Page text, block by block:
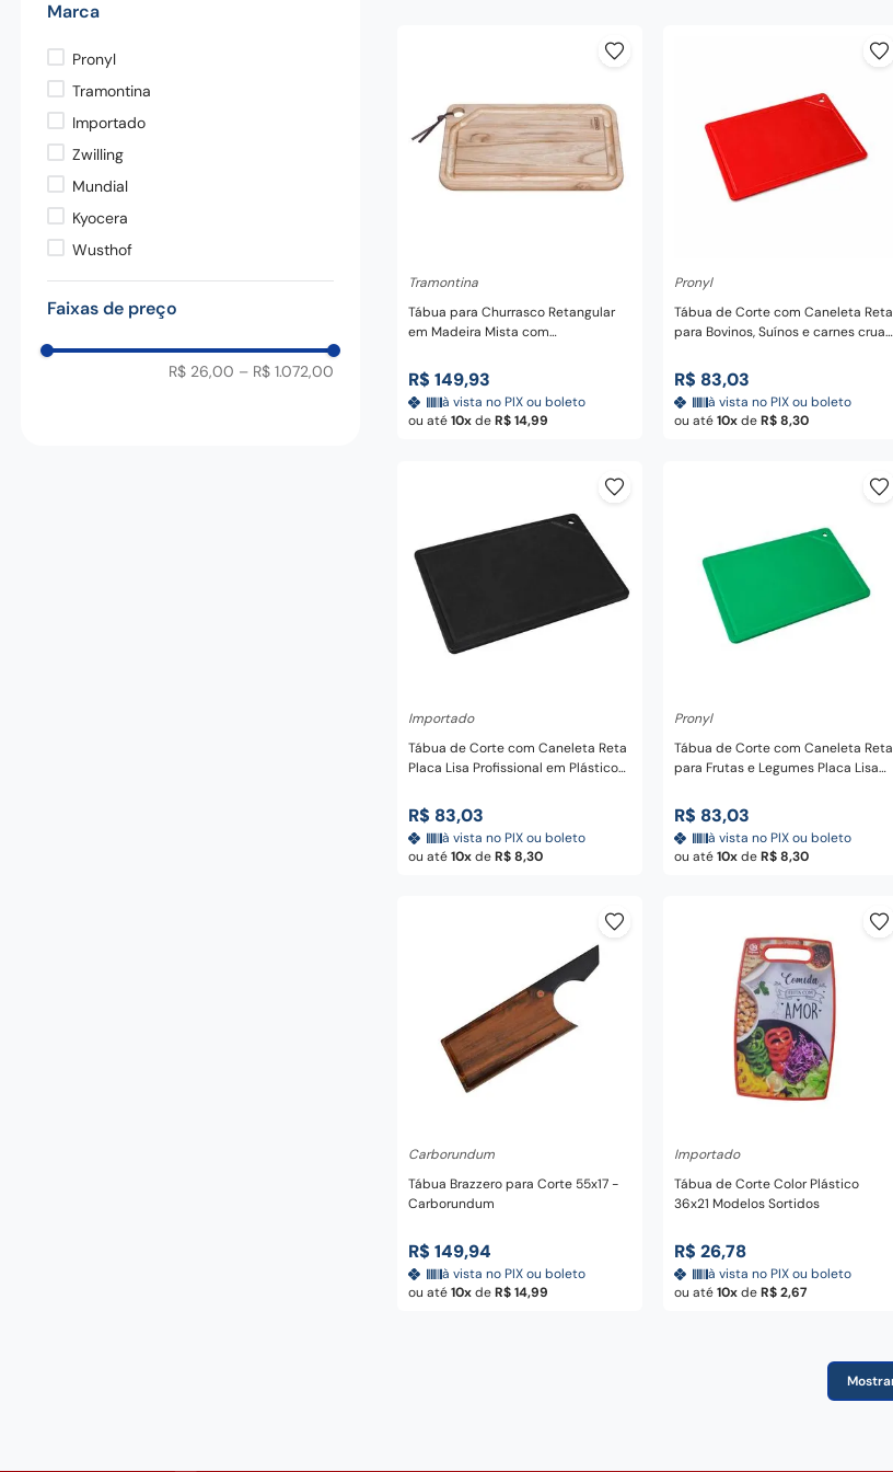
Marca
Pronyl
Tramontina
Importado
Zwilling
Mundial
Kyocera
Wusthof
Eppicotispai
Carborundum
Western
Faixas de preço
R$ 26,00 – R$ 1.072,00
Tramontina
Tábua para Churrasco Retangular
em Madeira Mista com
Tramontina
R$ 149,93
à vista no PIX ou boleto
ou até10 deR$ 14,99
Pronyl
Tábua de Corte com Caneleta Reta
para Bovinos, Suínos e carnes crua
Vermelho 37 cm - Pronyl
R$ 83,03
à vista no PIX ou boleto
ou até10 deR$ 8,30
Importado
Tábua de Corte com Caneleta Reta
Placa Lisa Profissional em Plástico
R$ 83,03
à vista no PIX ou boleto
ou até10 deR$ 8,30
Pronyl
Tábua de Corte com Caneleta Reta
para Frutas e Legumes Placa Lisa
cm - Pronyl
R$ 83,03
à vista no PIX ou boleto
ou até10 deR$ 8,30
Carborundum
Tábua Brazzero para Corte 55x17 -
Carborundum
R$ 149,94
à vista no PIX ou boleto
ou até10 deR$ 14,99
Importado
Tábua de Corte Color Plástico
36x21 Modelos Sortidos
R$ 26,78
à vista no PIX ou boleto
ou até10 deR$ 2,67